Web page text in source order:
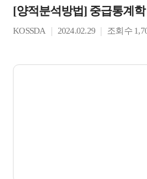
[양적분석방법] 중급통계학
KOSSDA 2024.02.29 조회수